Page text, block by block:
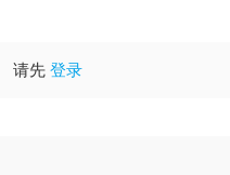
请先 登录